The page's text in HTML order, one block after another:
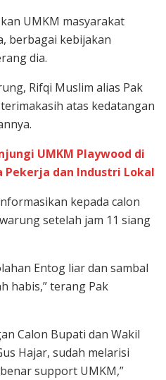
UMKM masyarakat
berbagai kebijakan
dia.
Rifqi Muslim alias Pak
atas kedatangan
UMKM Playwood di
Pekerja dan Industri Lokal
kepada calon
setelah jam 11 siang
Entog liar dan sambal
habis,” terang Pak
Calon Bupati dan Wakil
Hajar, sudah melarisi
support UMKM,”